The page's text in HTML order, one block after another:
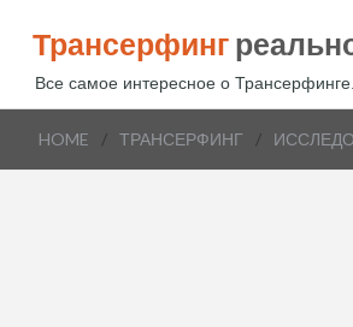
Трансерфинг
Все самое интересное о Трансерфинге.
HOME / ТРАНСЕРФИНГ /